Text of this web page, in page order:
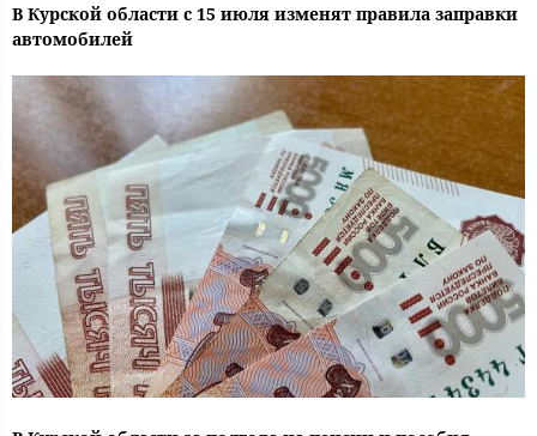
В Курской области с 15 июля изменят правила заправки
автомобилей